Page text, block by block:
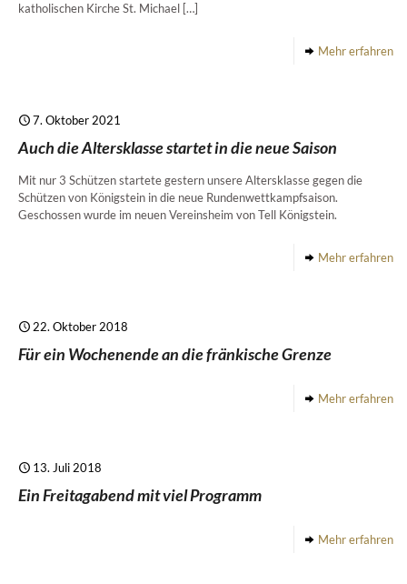
katholischen Kirche St. Michael […]
Mehr erfahren
7. Oktober 2021
Auch die Altersklasse startet in die neue Saison
Mit nur 3 Schützen startete gestern unsere Altersklasse gegen die
Schützen von Königstein in die neue Rundenwettkampfsaison.
Geschossen wurde im neuen Vereinsheim von Tell Königstein.
Mehr erfahren
22. Oktober 2018
Für ein Wochenende an die fränkische Grenze
Mehr erfahren
13. Juli 2018
Ein Freitagabend mit viel Programm
Mehr erfahren